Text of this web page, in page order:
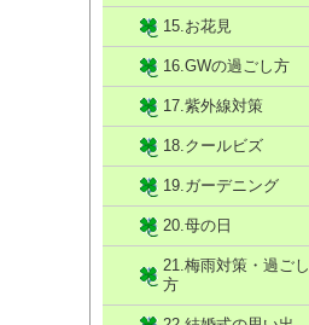
15.お花見
16.GWの過ごし方
17.紫外線対策
18.クールビズ
19.ガーデニング
20.母の日
21.梅雨対策・過ごし
方